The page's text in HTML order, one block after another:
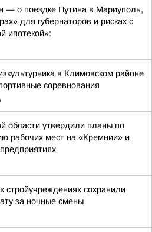
— о поездке Путина в Мариуполь,
для губернаторов и рисках с
ипотекой»:
в Климовском районе
соревнования
области утвердили планы по
рабочих мест на «Кремнии» и
стройучреждениях сохранили
за ночные смены